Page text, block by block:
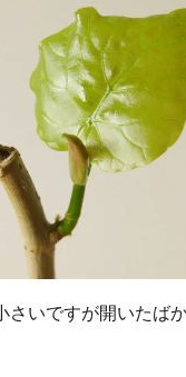
さいですが開いたば